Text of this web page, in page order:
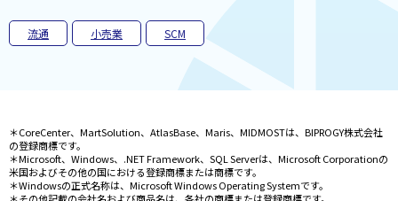
く
流通 小売業 SCM
＊CoreCenter、MartSolution、AtlasBase、Maris、MIDMOSTは、BIPROGY株式会社
の登録商標です。
＊Microsoft、Windows、.NET Framework、SQL Serverは、Microsoft Corporationの
米国およびその他の国における登録商標または商標です。
＊Windowsの正式名称は、Microsoft Windows Operating Systemです。